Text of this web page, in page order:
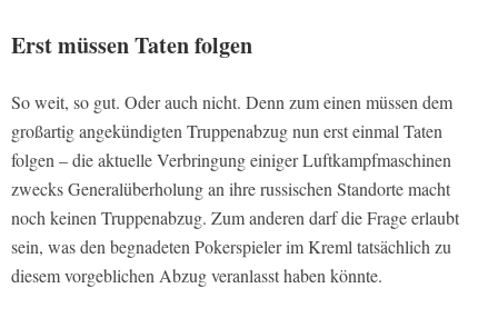
Erst müssen Taten folgen
So weit, so gut. Oder auch nicht. Denn zum einen müssen dem
großartig angekündigten Truppenabzug nun erst einmal Taten
folgen – die aktuelle Verbringung einiger Luftkampfmaschinen
zwecks Generalüberholung an ihre russischen Standorte macht
noch keinen Truppenabzug. Zum anderen darf die Frage erlaubt
sein, was den begnadeten Pokerspieler im Kreml tatsächlich zu
diesem vorgeblichen Abzug veranlasst haben könnte.